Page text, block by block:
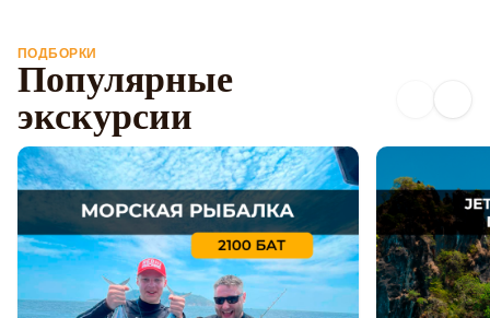
ПОДБОРКИ
Популярные
экскурсии